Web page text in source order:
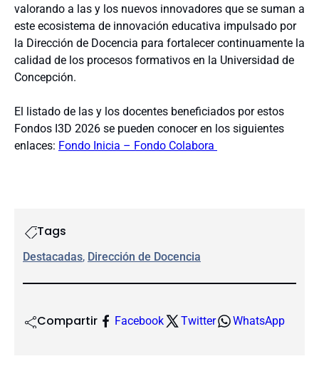
valorando a las y los nuevos innovadores que se suman a
este ecosistema de innovación educativa impulsado por
la Dirección de Docencia para fortalecer continuamente la
calidad de los procesos formativos en la Universidad de
Concepción.
El listado de las y los docentes beneficiados por estos
Fondos I3D 2026 se pueden conocer en los siguientes
enlaces: Fondo Inicia – Fondo Colabora
Tags
Destacadas, Dirección de Docencia
Compartir Facebook Twitter WhatsApp